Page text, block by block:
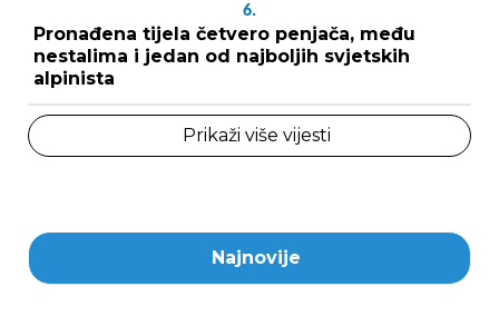
6.
Pronađena tijela četvero penjača, među
nestalima i jedan od najboljih svjetskih
alpinista
Prikaži više vijesti
Najnovije